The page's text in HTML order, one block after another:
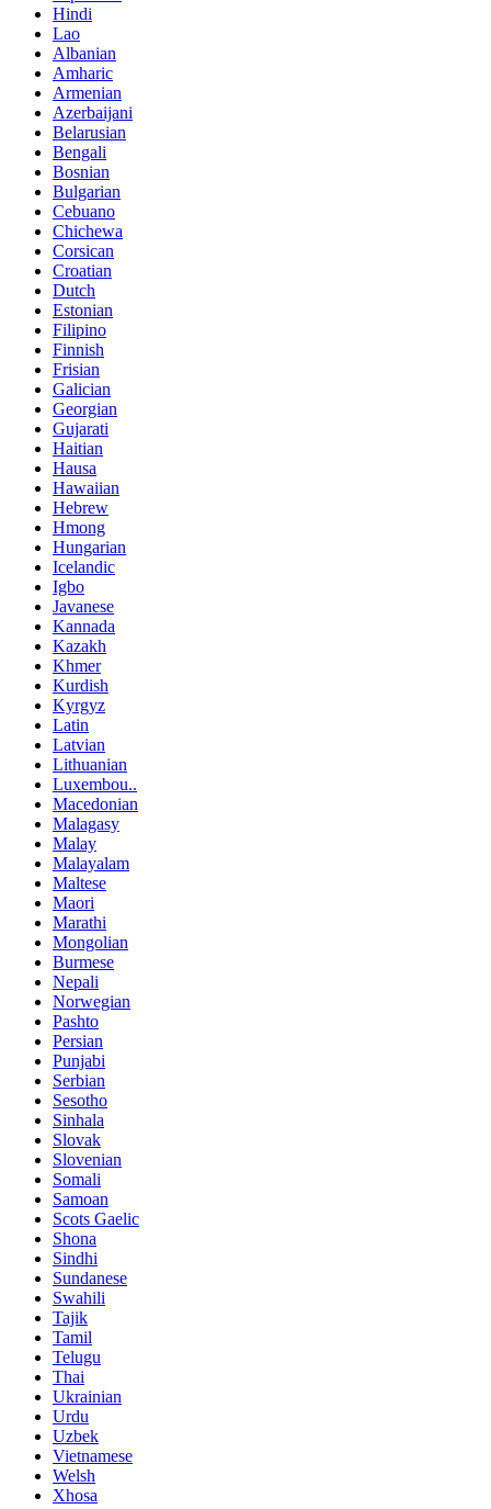
Hindi
Lao
Albanian
Amharic
Armenian
Azerbaijani
Belarusian
Bengali
Bosnian
Bulgarian
Cebuano
Chichewa
Corsican
Croatian
Dutch
Estonian
Filipino
Finnish
Frisian
Galician
Georgian
Gujarati
Haitian
Hausa
Hawaiian
Hebrew
Hmong
Hungarian
Icelandic
Igbo
Javanese
Kannada
Kazakh
Khmer
Kurdish
Kyrgyz
Latin
Latvian
Lithuanian
Luxembou..
Macedonian
Malagasy
Malay
Malayalam
Maltese
Maori
Marathi
Mongolian
Burmese
Nepali
Norwegian
Pashto
Persian
Punjabi
Serbian
Sesotho
Sinhala
Slovak
Slovenian
Somali
Samoan
Scots Gaelic
Shona
Sindhi
Sundanese
Swahili
Tajik
Tamil
Telugu
Thai
Ukrainian
Urdu
Uzbek
Vietnamese
Welsh
Xhosa